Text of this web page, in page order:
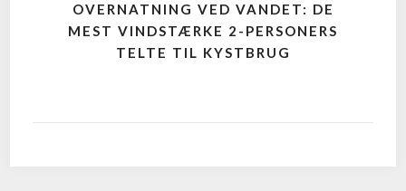
OVERNATNING VED VANDET: DE
MEST VINDSTÆRKE 2-PERSONERS
TELTE TIL KYSTBRUG